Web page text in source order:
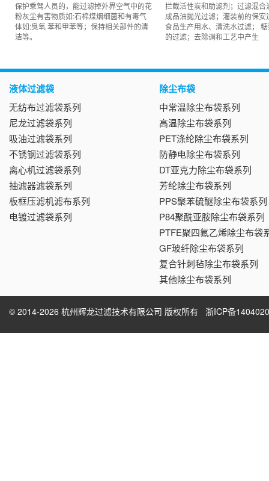
保护乘驾人员的，能过滤掉外界空气中的花
粉灰尘有害物质如:石棉煤烟细菌和有毒气
体如:臭氧 苯和甲苯等；保持相关部件的清
洁等。
拦截活性炭和助滤剂；过滤混合
成品油抛光过滤；灌装前的保安
食品生产用水、清洗水过滤；
的过滤；去除调和工艺中产生
液体过滤袋
无纺布过滤袋系列
尼龙过滤袋系列
吸油过滤袋系列
不锈钢过滤袋系列
离心机过滤袋系列
抽滤器滤袋系列
板框压滤机滤布系列
电镀过滤袋系列
除尘布袋
中常温除尘布袋系列
高温除尘布袋系列
PET涤纶除尘布袋系列
防静电除尘布袋系列
DT亚克力除尘布袋系列
芳纶除尘布袋系列
PPS聚苯硫醚除尘布袋系列
P84聚酰亚胺除尘布袋系列
PTFE聚四氟乙烯除尘布袋
GF玻纤除尘布袋系列
复合针刺毡除尘布袋系列
其他除尘布袋系列
© 2014-2026 杭州辉龙过滤技术有限公司 版权所有 浙ICP备